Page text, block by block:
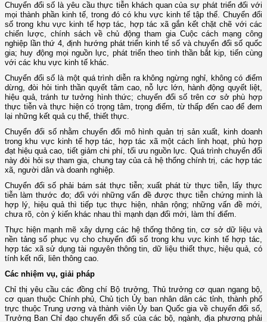
Chuyển đổi số là yêu cầu thực tiễn khách quan của sự phát triển đối với
mọi thành phần kinh tế, trong đó có khu vực kinh tế tập thể. Chuyển đổi
số trong khu vực kinh tế hợp tác, hợp tác xã gắn kết chặt chẽ với các
chiến lược, chính sách về chủ động tham gia Cuộc cách mạng công
nghiệp lần thứ 4, định hướng phát triển kinh tế số và chuyển đổi số quốc
gia; huy động mọi nguồn lực, phát triển theo tinh thần bắt kịp, tiến cùng
với các khu vực kinh tế khác.
Chuyển đổi số là một quá trình diễn ra không ngừng nghỉ, không có điểm
dừng, đòi hỏi tinh thần quyết tâm cao, nỗ lực lớn, hành động quyết liệt,
hiệu quả, tránh tư tưởng hình thức; chuyển đổi số trên cơ sở phù hợp
thực tiễn và thực hiện có trọng tâm, trọng điểm, từ thấp đến cao để đem
lại những kết quả cụ thể, thiết thực.
Chuyển đổi số nhằm chuyển đổi mô hình quản trị sản xuất, kinh doanh
trong khu vực kinh tế hợp tác, hợp tác xã một cách linh hoạt, phù hợp
đạt hiệu quả cao, tiết giảm chi phí, tối ưu nguồn lực. Quá trình chuyển đổi
này đòi hỏi sự tham gia, chung tay của cả hệ thống chính trị, các hợp tác
xã, người dân và doanh nghiệp.
Chuyển đổi số phải bám sát thực tiễn; xuất phát từ thực tiễn, lấy thực
tiễn làm thước đo; đối với những vấn đề được thực tiễn chứng minh là
hợp lý, hiệu quả thì tiếp tục thực hiện, nhân rộng; những vấn đề mới,
chưa rõ, còn ý kiến khác nhau thì mạnh dạn đổi mới, làm thí điểm.
Thực hiện mạnh mẽ xây dựng các hệ thống thông tin, cơ sở dữ liệu và
nền tảng số phục vụ cho chuyển đổi số trong khu vực kinh tế hợp tác,
hợp tác xã sử dụng tài nguyên thông tin, dữ liệu thiết thực, hiệu quả, có
tính kết nối, liên thông cao.
Các nhiệm vụ, giải pháp
Chỉ thị yêu cầu các đồng chí Bộ trưởng, Thủ trưởng cơ quan ngang bộ,
cơ quan thuộc Chính phủ, Chủ tịch Ủy ban nhân dân các tỉnh, thành phố
trực thuộc Trung ương và thành viên Ủy ban Quốc gia về chuyển đổi số,
Trưởng Ban Chỉ đạo chuyển đổi số của các bộ, ngành, địa phương phải